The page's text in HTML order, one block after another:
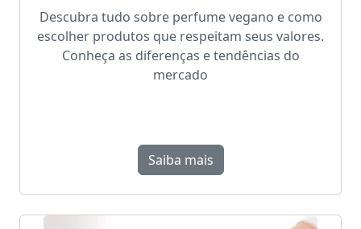
Descubra tudo sobre perfume vegano e como
escolher produtos que respeitam seus valores.
Conheça as diferenças e tendências do
mercado
Saiba mais